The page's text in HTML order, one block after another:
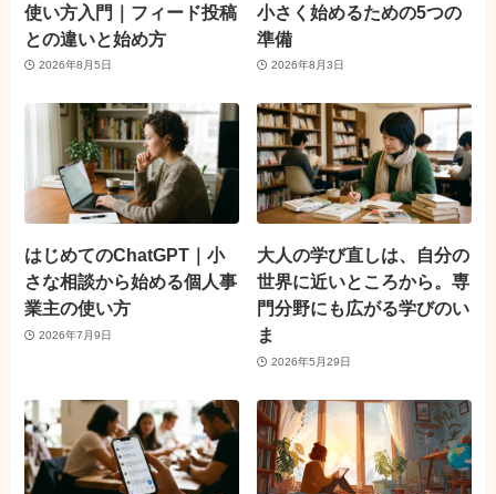
使い方入門｜フィード投稿
との違いと始め方
2026年8月5日
小さく始めるための5つの
準備
2026年8月3日
はじめてのChatGPT｜小
さな相談から始める個人事
業主の使い方
2026年7月9日
大人の学び直しは、自分の
世界に近いところから。専
門分野にも広がる学びのい
ま
2026年5月29日